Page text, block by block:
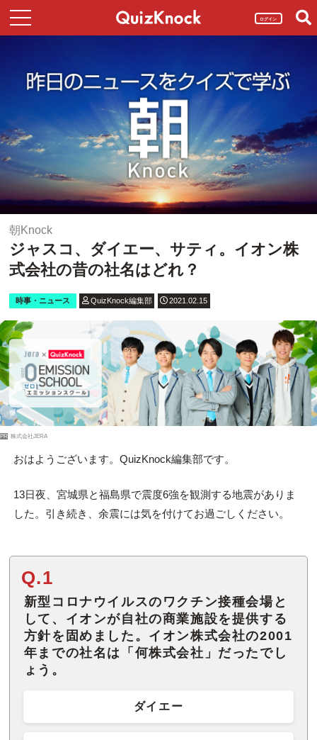
ログイン
朝Knock
ジャスコ、ダイエー、サティ。イオン株
式会社の昔の社名はどれ？
時事・ニュース QuizKnock編集部 2021.02.15
PR 株式会社JERA
おはようございます。QuizKnock編集部です。
13日夜、宮城県と福島県で震度6強を観測する地震がありま
した。引き続き、余震には気を付けてお過ごしください。
Q.1
新型コロナウイルスのワクチン接種会場と
して、イオンが自社の商業施設を提供する
方針を固めました。イオン株式会社の2001
年までの社名は「何株式会社」だったでし
ょう。
ダイエー